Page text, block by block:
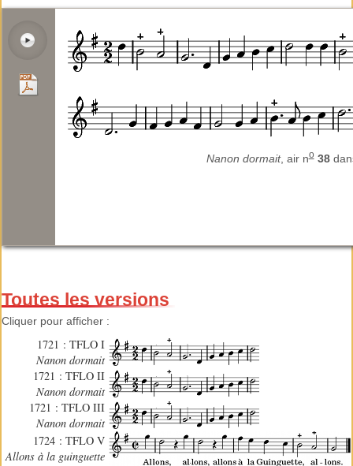
Nanon dormait, air no 38
Toutes les versions
Cliquer pour afficher :
1721 : TFLO I
Nanon dormait
1721 : TFLO II
Nanon dormait
1721 : TFLO III
Nanon dormait
1724 : TFLO V
Allons à la guinguette